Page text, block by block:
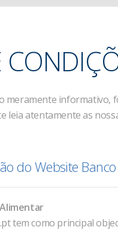
meramente informativo,
atentamente as
do Website
tem como principal